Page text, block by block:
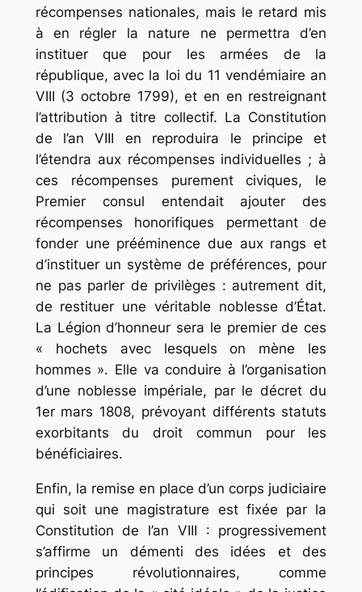
récompenses nationales, mais le retard mis
à en régler la nature ne permettra d’en
instituer que pour les armées de la
république, avec la loi du 11 vendémiaire an
VIII (3 octobre 1799), et en en restreignant
l’attribution à titre collectif. La Constitution
de l’an VIII en reproduira le principe et
l’étendra aux récompenses individuelles ; à
ces récompenses purement civiques, le
Premier consul entendait ajouter des
récompenses honorifiques permettant de
fonder une prééminence due aux rangs et
d’instituer un système de préférences, pour
ne pas parler de privilèges : autrement dit,
de restituer une véritable noblesse d’État.
La Légion d’honneur sera le premier de ces
« hochets avec lesquels on mène les
hommes ». Elle va conduire à l’organisation
d’une noblesse impériale, par le décret du
1er mars 1808, prévoyant différents statuts
exorbitants du droit commun pour les
bénéficiaires.
Enfin, la remise en place d’un corps judiciaire
qui soit une magistrature est fixée par la
Constitution de l’an VIII : progressivement
s’affirme un démenti des idées et des
principes révolutionnaires, comme